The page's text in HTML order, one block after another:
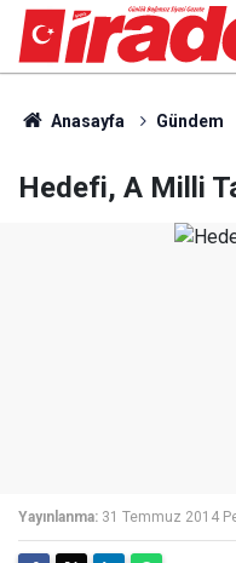
Anasayfa Gündem
Hedefi, A Milli
Yayınlanma: 31 Temmuz 2014